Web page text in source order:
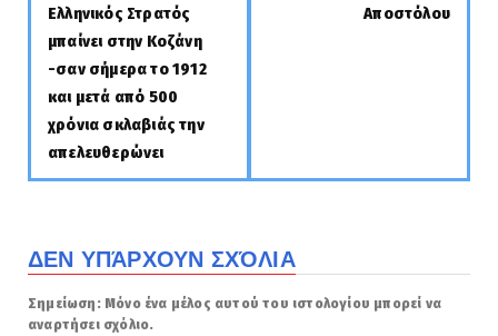
Ελληνικός Στρατός
μπαίνει στην Κοζάνη
-σαν σήμερα το 1912
και μετά από 500
χρόνια σκλαβιάς την
απελευθερώνει
Αποστόλου
ΔΕΝ ΥΠΆΡΧΟΥΝ ΣΧΌΛΙΑ
Σημείωση: Μόνο ένα μέλος αυτού του ιστολογίου μπορεί να
αναρτήσει σχόλιο.